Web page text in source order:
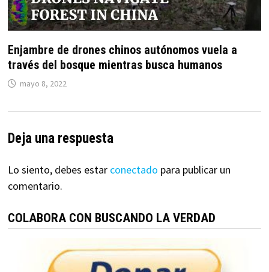
Enjambre de drones chinos autónomos vuela a
través del bosque mientras busca humanos
mayo 8, 2022
Deja una respuesta
Lo siento, debes estar conectado para publicar un
comentario.
COLABORA CON BUSCANDO LA VERDAD